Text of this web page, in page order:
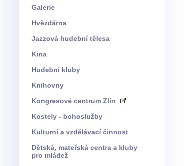
Galerie
Hvězdárna
Jazzová hudební tělesa
Kina
Hudební kluby
Knihovny
Kongresové centrum Zlín
Kostely - bohoslužby
Kulturní a vzdělávací činnost
Dětská, mateřská centra a kluby
pro mládež